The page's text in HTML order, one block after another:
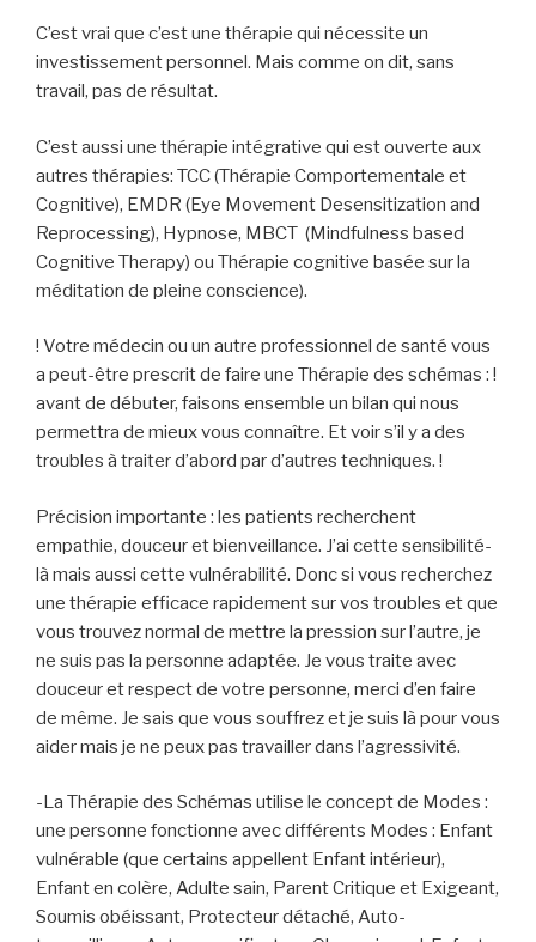
C’est vrai que c’est une thérapie qui nécessite un
investissement personnel. Mais comme on dit, sans
travail, pas de résultat.
C’est aussi une thérapie intégrative qui est ouverte aux
autres thérapies: TCC (Thérapie Comportementale et
Cognitive), EMDR (Eye Movement Desensitization and
Reprocessing), Hypnose, MBCT (Mindfulness based
Cognitive Therapy) ou Thérapie cognitive basée sur la
méditation de pleine conscience).
! Votre médecin ou un autre professionnel de santé vous
a peut-être prescrit de faire une Thérapie des schémas : !
avant de débuter, faisons ensemble un bilan qui nous
permettra de mieux vous connaître. Et voir s’il y a des
troubles à traiter d’abord par d’autres techniques. !
Précision importante : les patients recherchent
empathie, douceur et bienveillance. J’ai cette sensibilité-
là mais aussi cette vulnérabilité. Donc si vous recherchez
une thérapie efficace rapidement sur vos troubles et que
vous trouvez normal de mettre la pression sur l’autre, je
ne suis pas la personne adaptée. Je vous traite avec
douceur et respect de votre personne, merci d’en faire
de même. Je sais que vous souffrez et je suis là pour vous
aider mais je ne peux pas travailler dans l’agressivité.
-La Thérapie des Schémas utilise le concept de Modes :
une personne fonctionne avec différents Modes : Enfant
vulnérable (que certains appellent Enfant intérieur),
Enfant en colère, Adulte sain, Parent Critique et Exigeant,
Soumis obéissant, Protecteur détaché, Auto-